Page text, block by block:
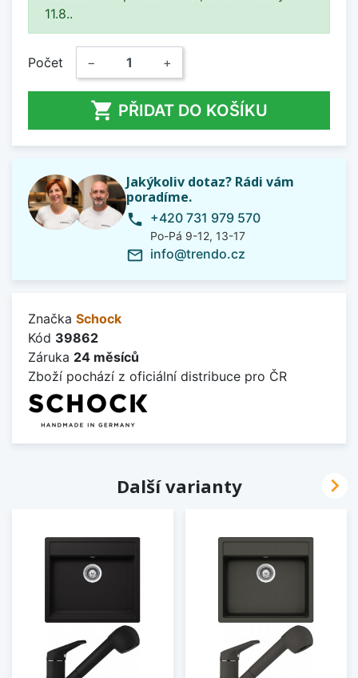
11.8..
Počet − +
 PŘIDAT DO KOŠÍKU
Jakýkoliv dotaz? Rádi vám
poradíme.
phone +420 731 979 570
Po-Pá 9-12, 13-17
mail_outline info@trendo.cz
Značka Schock
Kód 39862
Záruka 24 měsíců
Zboží pochází z oficiální distribuce pro ČR
Další varianty 